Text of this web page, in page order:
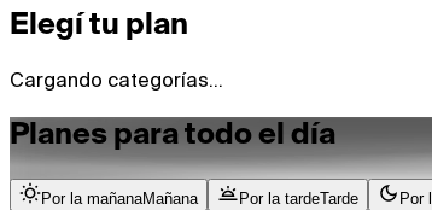
Elegí tu plan
Cargando categorías…
Planes para todo el día
Por la mañanaMañana Por la tardeTarde Por